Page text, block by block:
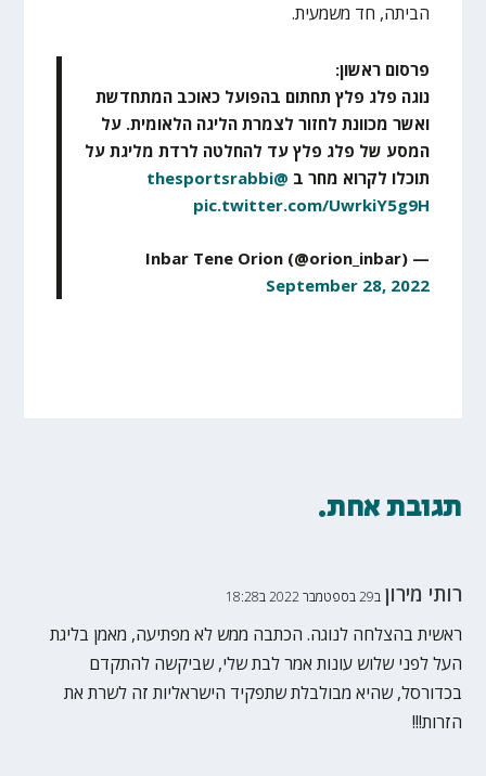
הביתה, חד משמעית.
פרסום ראשון:
נוגה פלג פלץ תחתום בהפועל כאוכב המתחדשת
ואשר מכוונת לחזור לצמרת הליגה הלאומית. על
המסע של פלג פלץ עד להחלטה לרדת מליגת על
תוכלו לקרוא מחר ב @thesportsrabbi
pic.twitter.com/UwrkiY5g9H
— Inbar Tene Orion (@orion_inbar)
September 28, 2022
תגובת אחת.
רותי מירון ב29 בספטמבר 2022 ב18:28
ראשית בהצלחה לנוגה. הכתבה ממש לא מפתיעה, מאמן בליגת
העל לפני שלוש עונות אמר לבת שלי, שביקשה להתקדם
בכדורסל, שהיא מבולבלת שתפקיד הישראליות זה לשרת את
הזרות!!!